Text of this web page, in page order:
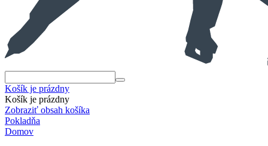
Košík je prázdny
Košík je prázdny
Zobraziť obsah košíka
Pokladňa
Domov